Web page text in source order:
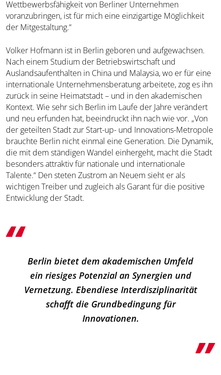
Wettbewerbsfähigkeit von Berliner Unternehmen
voranzubringen, ist für mich eine einzigartige Möglichkeit
der Mitgestaltung.“
Volker Hofmann ist in Berlin geboren und aufgewachsen.
Nach einem Studium der Betriebswirtschaft und
Auslandsaufenthalten in China und Malaysia, wo er für eine
internationale Unternehmensberatung arbeitete, zog es ihn
zurück in seine Heimatstadt – und in den akademischen
Kontext. Wie sehr sich Berlin im Laufe der Jahre verändert
und neu erfunden hat, beeindruckt ihn nach wie vor. „Von
der geteilten Stadt zur Start-up- und Innovations-Metropole
brauchte Berlin nicht einmal eine Generation. Die Dynamik,
die mit dem ständigen Wandel einhergeht, macht die Stadt
besonders attraktiv für nationale und internationale
Talente.“ Den steten Zustrom an Neuem sieht er als
wichtigen Treiber und zugleich als Garant für die positive
Entwicklung der Stadt.
Berlin bietet dem akademischen Umfeld
ein riesiges Potenzial an Synergien und
Vernetzung. Ebendiese Interdisziplinarität
schafft die Grundbedingung für
Innovationen.